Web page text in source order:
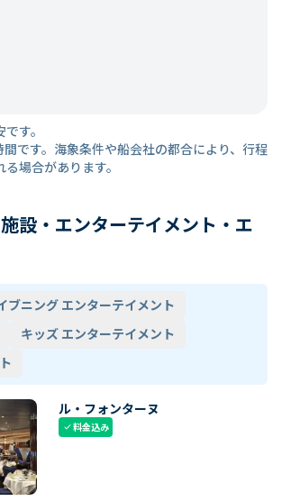
す。
です。海象条件や船会社の都合により、行程
場合があります。
設・エンターテイメント・エ
ブニング エンターテイメント
キッズ エンターテイメント
ル・フォンターヌ
check料金込み